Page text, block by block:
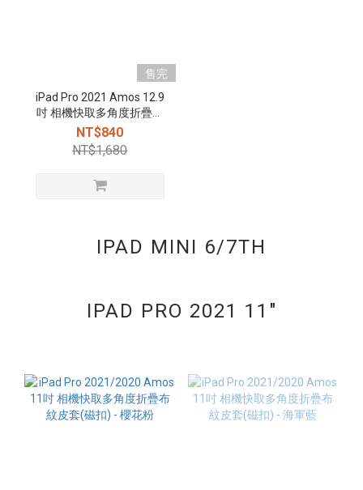
售完
iPad Pro 2021 Amos 12.9
吋 相機快取多角度折疊布
紋皮套(筆槽+磁扣) - 海軍
藍
NT$840
NT$1,680
IPAD MINI 6/7TH
IPAD PRO 2021 11"